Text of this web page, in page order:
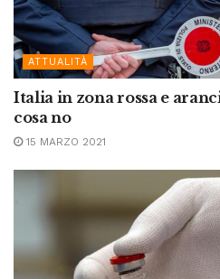
ATTUALITÀ
Italia in zona rossa e
cosa no
15 MARZO 2021